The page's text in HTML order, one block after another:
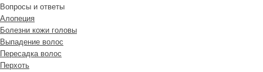
Вопросы и ответы
Алопеция
Болезни кожи головы
Выпадение волос
Пересадка волос
Перхоть